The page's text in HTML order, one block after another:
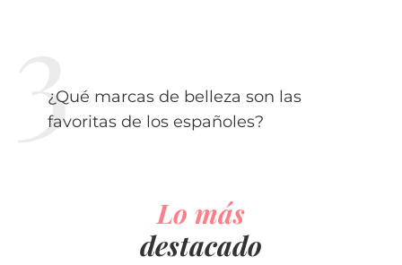
¿Qué marcas de belleza son las
favoritas de los españoles?
Lo más
destacado